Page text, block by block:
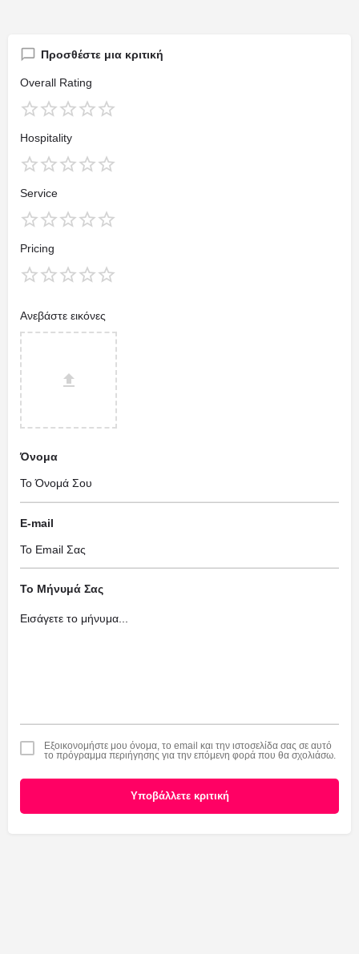
Προσθέστε μια κριτική
Overall Rating
Hospitality
Service
Pricing
Ανεβάστε εικόνες
Όνομα
E-mail
Το Μήνυμά Σας
Εξοικονομήστε μου όνομα, το email και την ιστοσελίδα σας σε αυτό
το πρόγραμμα περιήγησης για την επόμενη φορά που θα σχολιάσω.
Υποβάλλετε κριτική